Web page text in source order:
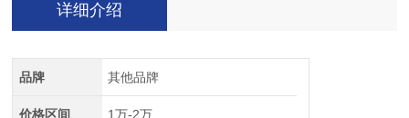
详细介绍
品牌 其他品牌
价格区间 1万-2万